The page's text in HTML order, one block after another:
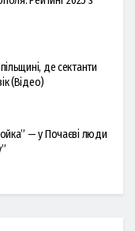
де сектанти
(Відео)
— у Почаєві люди